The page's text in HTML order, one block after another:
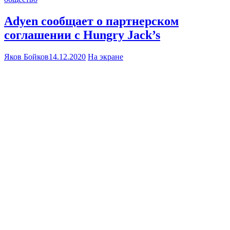
Adyen сообщает о партнерском
соглашении с Hungry Jack’s
Яков Бойков14.12.2020 На экране